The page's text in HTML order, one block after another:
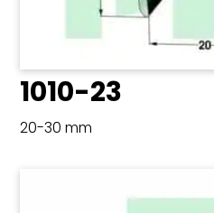
1010-23
20-30 mm